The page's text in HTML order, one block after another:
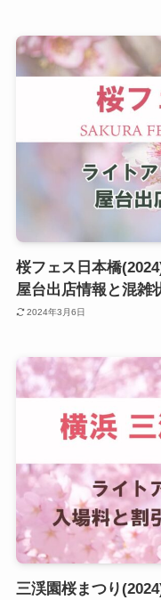
桜フェス日本橋
屋台出店情報と混雑
2024年3月6日
三渓園桜まつり